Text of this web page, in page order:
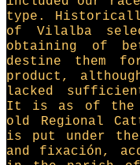
type.
of Vilalba
obtaining of
destine them
product,
lacked
It is as of the
old Regional
is put under
and fixación,